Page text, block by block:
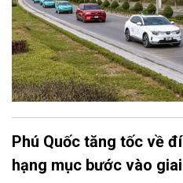
Phú Quốc tăng tốc về
hạng mục bước vào